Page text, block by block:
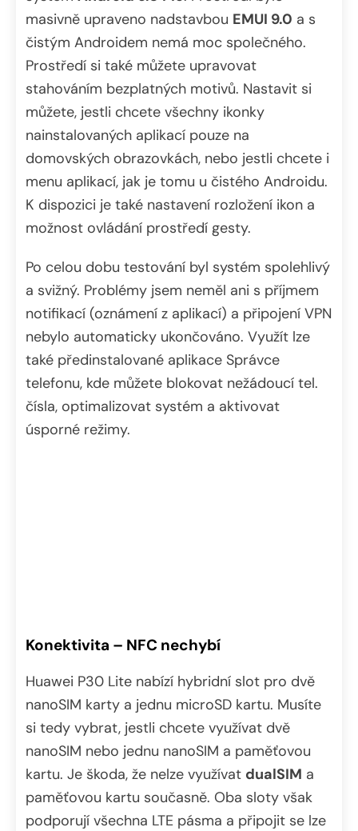
masivně upraveno nadstavbou EMUI 9.0 a s
čistým Androidem nemá moc společného.
Prostředí si také můžete upravovat
stahováním bezplatných motivů. Nastavit si
můžete, jestli chcete všechny ikonky
nainstalovaných aplikací pouze na
domovských obrazovkách, nebo jestli chcete i
menu aplikací, jak je tomu u čistého Androidu.
K dispozici je také nastavení rozložení ikon a
možnost ovládání prostředí gesty.
Po celou dobu testování byl systém spolehlivý
a svižný. Problémy jsem neměl ani s příjmem
notifikací (oznámení z aplikací) a připojení VPN
nebylo automaticky ukončováno. Využít lze
také předinstalované aplikace Správce
telefonu, kde můžete blokovat nežádoucí tel.
čísla, optimalizovat systém a aktivovat
úsporné režimy.
Konektivita – NFC nechybí
Huawei P30 Lite nabízí hybridní slot pro dvě
nanoSIM karty a jednu microSD kartu. Musíte
si tedy vybrat, jestli chcete využívat dvě
nanoSIM nebo jednu nanoSIM a paměťovou
kartu. Je škoda, že nelze využívat dualSIM a
paměťovou kartu současně. Oba sloty však
podporují všechna LTE pásma a připojit se lze